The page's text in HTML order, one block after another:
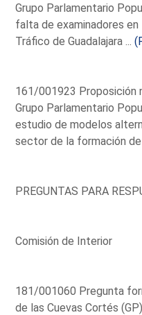
Grupo Parlamentario
falta de examinadores
Tráfico de Guadalajara ...
161/001923 Proposición
Grupo Parlamentario
estudio de modelos
sector de la formación
PREGUNTAS PARA
Comisión de Interior
181/001060 Pregunta
de las Cuevas Cortés